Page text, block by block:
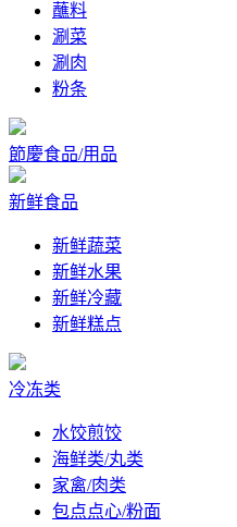
蘸料
涮菜
涮肉
粉条
節慶食品/用品
新鲜食品
新鲜蔬菜
新鲜水果
新鲜冷藏
新鲜糕点
冷冻类
水饺煎饺
海鲜类/丸类
家禽/肉类
包点点心/粉面